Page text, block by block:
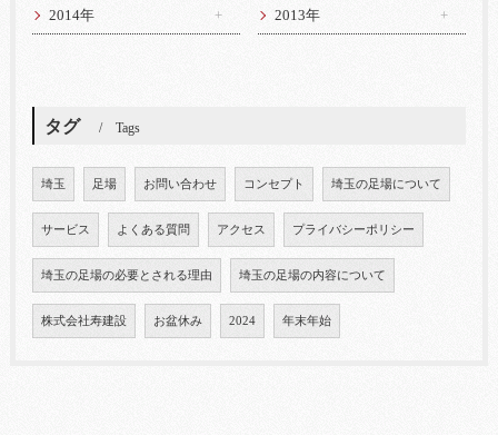
2014年 2013年
タグ Tags
埼玉 足場 お問い合わせ コンセプト 埼玉の足場について
サービス よくある質問 アクセス プライバシーポリシー
埼玉の足場の必要とされる理由 埼玉の足場の内容について
株式会社寿建設 お盆休み 2024 年末年始